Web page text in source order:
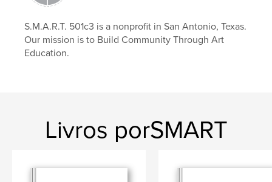
S.M.A.R.T. 501c3 is a nonprofit in San Antonio, Texas.
Our mission is to Build Community Through Art
Education.
Livros porSMART